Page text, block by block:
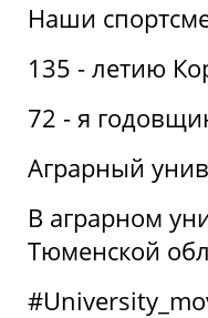
Наши
135 - летию
72 - я
Аграрный
В аграрном
Тюменской